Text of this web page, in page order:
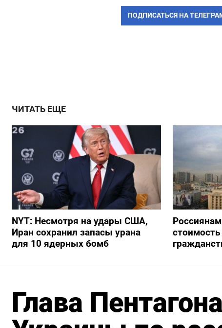
ПОДПИСАТЬСЯ НА
ЧИТАТЬ ЕЩЕ
NYT: Несмотря на удары США,
Иран сохранил запасы урана
для 10 ядерных бомб
Глава